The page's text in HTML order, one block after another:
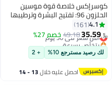
كوسرإكس خلاصة قوة موسين
الحلزون 96: تفتيح البشرة وترطيبها
وتنشيطها
4.1
161
﷼‏35.59
49.18خصم 27% أقل سعر في 30 يوم
بتخلّص بسرعة
أقل سعر في 30 يوم
لك رصيد مسترجع 10% + 2
احصل عليه خلال 13 - 14